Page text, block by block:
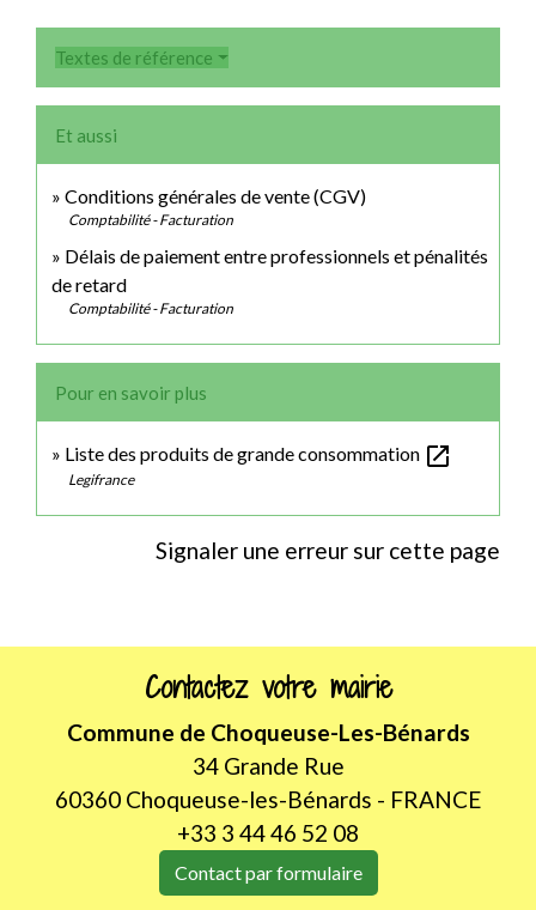
Textes de référence
Et aussi
Conditions générales de vente (CGV)
Comptabilité - Facturation
Délais de paiement entre professionnels et pénalités
de retard
Comptabilité - Facturation
Pour en savoir plus
Liste des produits de grande consommation open_in_new
Legifrance
Signaler une erreur sur cette page
Contactez votre mairie
Commune de Choqueuse-Les-Bénards
34 Grande Rue
60360 Choqueuse-les-Bénards - FRANCE
+33 3 44 46 52 08
Contact par formulaire